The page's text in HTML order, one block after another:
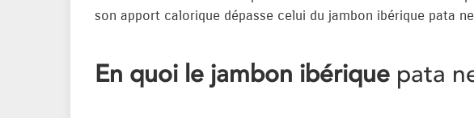
son apport calorique dépasse celui du jambon ibérique pata
En quoi le jambon ibérique pata